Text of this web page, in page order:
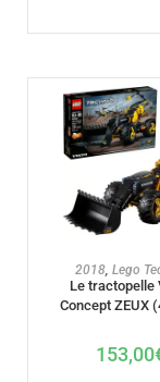
AJOUTER AU
2018, Lego
Le tractopelle
Concept ZEUX
153,00